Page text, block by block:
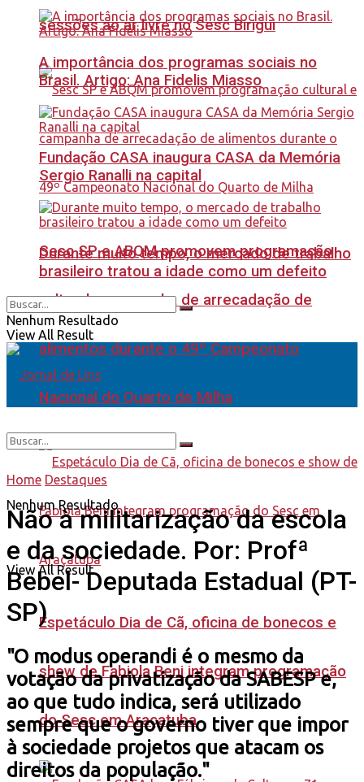
sessões ao ar livre no Sesc Birigui
Sesc SP e ABQM promovem programação
cultural e campanha de arrecadação de
alimentos durante o 49º Campeonato
Nacional do Quarto de Milha
Espetáculo Dia de Cã, oficina de bonecos e
show de Fabiola Beni integram programação
do Sesc em Araçatuba
A importância dos programas sociais no
Brasil. Artigo: Ana Fidelis Miasso
Fundação CASA inaugura CASA da Memória
Sergio Ranalli na capital
Durante muito tempo, o mercado de trabalho
brasileiro tratou a idade como um defeito
Nenhum Resultado
View All Result
Nenhum Resultado
View All Result
Home Destaques
Não à militarização da escola
e da sociedade. Por: Profª
Bebel- Deputada Estadual (PT-
SP)
"O modus operandi é o mesmo da
votação da privatização da SABESP e,
ao que tudo indica, será utilizado
sempre que o governo tiver que impor
à sociedade projetos que atacam os
direitos da população."